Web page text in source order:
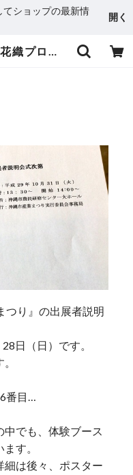
てショップの最新情
開く
出展者説明会 | 知花花織プロジェクト
り』の出展者説明
日（日）です。
番目…
でも、体験ブース
す。
細は後々、ポスター